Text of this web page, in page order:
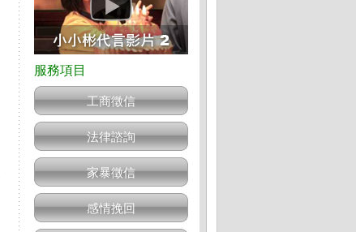
工商徵信
法律諮詢
家暴徵信
感情挽回